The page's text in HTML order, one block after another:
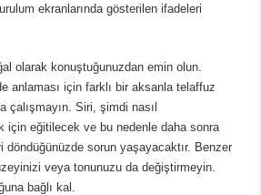
ekranlarında gösterilen ifadeleri
olarak konuştuğunuzdan emin olun.
anlaması için farklı bir aksanla telaffuz
çalışmayın.Siri, şimdi nasıl
için eğitilecek ve bu nedenle daha sonra
sorun yaşayacaktır. Benzer
veya tonunuzu da değiştirmeyin.
bağlı kal.